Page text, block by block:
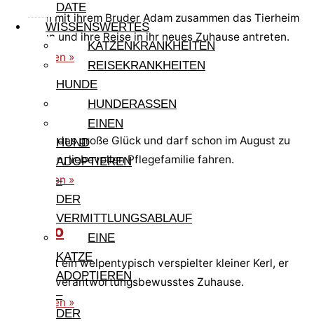
DATE
WISSENSWERTES
KATZENKRANKHEITEN
REISEKRANKHEITEN
HUNDE
HUNDERASSEN
EINEN
HUND
ADOPTIEREN
–
DER
VERMITTLUNGSABLAUF
EINE
KATZE
ADOPTIEREN
–
DER
Eva kann mit ihrem Bruder Adam zusammen das Tierheim
verlassen und ihre Reise in ihr neues Zuhause antreten.
weiterlesen »
Adam
Adam hat das große Glück und darf schon im August zu
einer tollen, liebevollen Pflegefamilie fahren.
weiterlesen »
Giorgio
Giorgio ist ein welpentypisch verspielter kleiner Kerl, er
sucht ein verantwortungsbewusstes Zuhause.
weiterlesen »